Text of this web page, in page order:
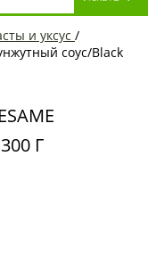
и уксус /
соус/Black
Г